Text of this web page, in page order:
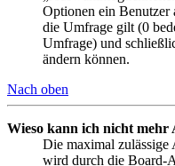
Optionen ein
die Umfrage gilt (0
Umfrage) und
ändern können.
Nach oben
Wieso kann ich nicht mehr
Die maximal
wird durch die Board-